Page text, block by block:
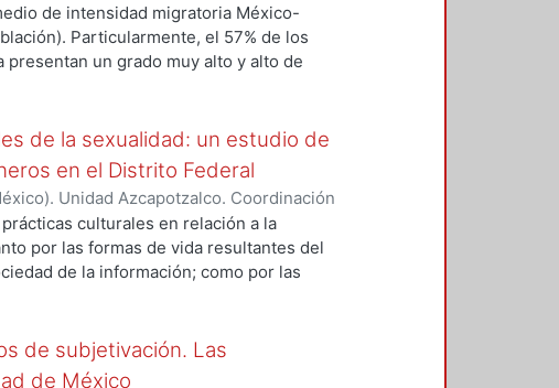
)Moreno Aquino, Alicia Oliva
de intensidad migratoria México-
Particularmente, el 57% de los
un grado muy alto y alto de
mil tulcinguenses han migrado a los
la ciudad de Nueva York. Cabe
práctica tradicional, es decir, no
para que se genere la
arranca con el programa bracero,
vean a la migración como una
y que se tenga más contacto
americana que con la misma ciudad de
contacto con ciudades o localidades
de la sexualidad: un estudio de
en el Distrito Federal
Unidad Azcapotzalco. Coordinación
NORIEGA, DULCE ASELA
culturales en relación a la
por las formas de vida resultantes del
de la información; como por las
de la sexualidad, donde dichos
explícitos- se encuentran intervenidos
por un lado desde la perspectiva
de subjetivación. Las
de México